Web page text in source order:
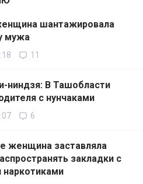
шантажировала
мужа
11
ниндзя: В Ташобласти
с нунчаками
6
женщина заставляла
закладки с